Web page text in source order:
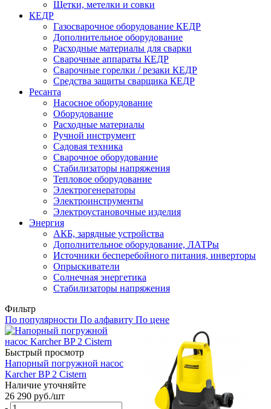
Щетки, метелки и совки
КЕДР
Газосварочное оборудование КЕДР
Дополнительное оборудование
Расходные материалы для сварки
Сварочные аппараты КЕДР
Сварочные горелки / резаки КЕДР
Средства защиты сварщика КЕДР
Ресанта
Насосное оборудование
Оборудование
Расходные материалы
Ручной инструмент
Садовая техника
Сварочное оборудование
Стабилизаторы напряжения
Тепловое оборудование
Электрогенераторы
Электроинструменты
Электроустановочные изделия
Энергия
АКБ, зарядные устройства
Дополнительное оборудование, ЛАТРы
Источники бесперебойного питания, инверторы
Опрыскиватели
Солнечная энергетика
Стабилизаторы напряжения
Фильтр
По популярности По алфавиту По цене
Быстрый просмотр
Напорный погружной насос
Karcher BP 2 Cistern
Наличие уточняйте
26 290 руб./шт